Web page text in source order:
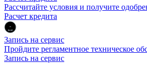
Рассчитайте условия и получите
Расчет кредита
Запись на сервис
Пройдите регламентное техническое
Запись на сервис